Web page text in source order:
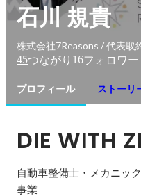
石川 規貴
株式会社7Reasons / 代表取
45つながり 16フォロワー
プロフィール ストーリ
DIE WITH
自動車整備士・メカニッ
事業